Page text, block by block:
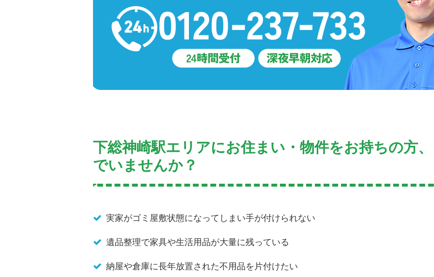
下総神崎駅エリアにお住まい・物件をお持ちの方
でいませんか？
実家がゴミ屋敷状態になってしまい手が付けられない
遺品整理で家具や生活用品が大量に残っている
納屋や倉庫に長年放置された不用品を片付けたい